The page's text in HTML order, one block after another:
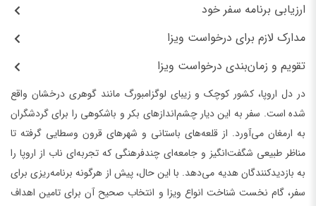
ارزیابی برنامه سفر خود
مدارک لازم برای درخواست ویزا
تقویم و زمان‌بندی درخواست ویزا
در دل اروپا، کشور کوچک و زیبای لوگزامبورگ مانند گوهری درخشان واقع
شده است. سفر به این دیار چشم‌اندازهای بکر و باشکوهی را برای گردشگران
به ارمغان می‌آورد. از قلعه‌های باستانی و شهرهای قرون وسطایی گرفته تا
مناظر طبیعی شگفت‌انگیز و جامعه‌ای چندفرهنگی که تجربه‌ای ناب از اروپا را
به بازدیدکنندگان هدیه می‌دهد. با این حال، پیش از هرگونه برنامه‌ریزی برای
سفر، گام نخست شناخت انواع ویزا و انتخاب صحیح آن برای تامین اهداف